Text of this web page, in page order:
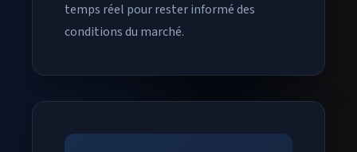
temps réel pour rester informé des
conditions du marché.